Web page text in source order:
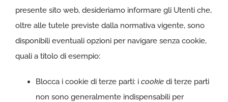
presente sito web, desideriamo informare gli Utenti che,
oltre alle tutele previste dalla normativa vigente, sono
disponibili eventuali opzioni per navigare senza cookie,
quali a titolo di esempio:
Blocca i cookie di terze parti: i cookiedi terze parti
non sono generalmente indispensabili per